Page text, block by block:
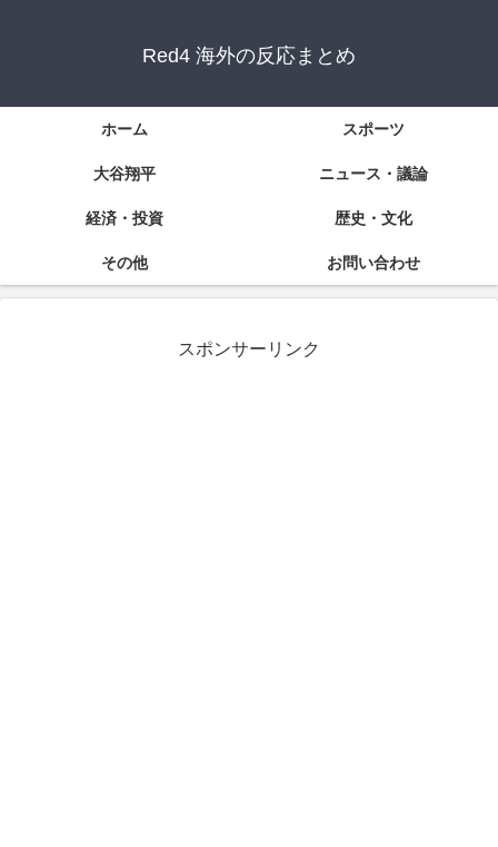
Red4 海外の反応まとめ
ホーム スポーツ
大谷翔平 ニュース・議論
経済・投資 歴史・文化
その他 お問い合わせ
スポンサーリンク